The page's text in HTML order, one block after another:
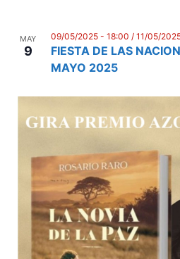
MAY
9
FIESTA DE LAS
MAYO 2025
09/05/2025 - 18:00 / 11/05/